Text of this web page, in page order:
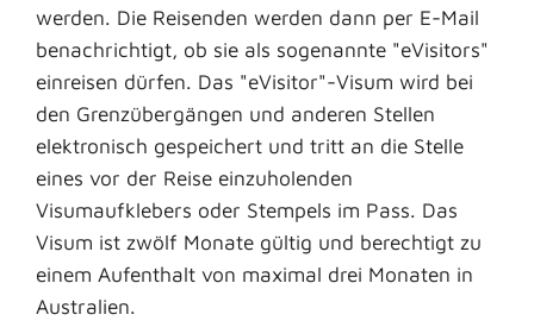
werden. Die Reisenden werden dann per E-Mail
benachrichtigt, ob sie als sogenannte "eVisitors"
einreisen dürfen. Das "eVisitor"-Visum wird bei
den Grenzübergängen und anderen Stellen
elektronisch gespeichert und tritt an die Stelle
eines vor der Reise einzuholenden
Visumaufklebers oder Stempels im Pass. Das
Visum ist zwölf Monate gültig und berechtigt zu
einem Aufenthalt von maximal drei Monaten in
Australien.